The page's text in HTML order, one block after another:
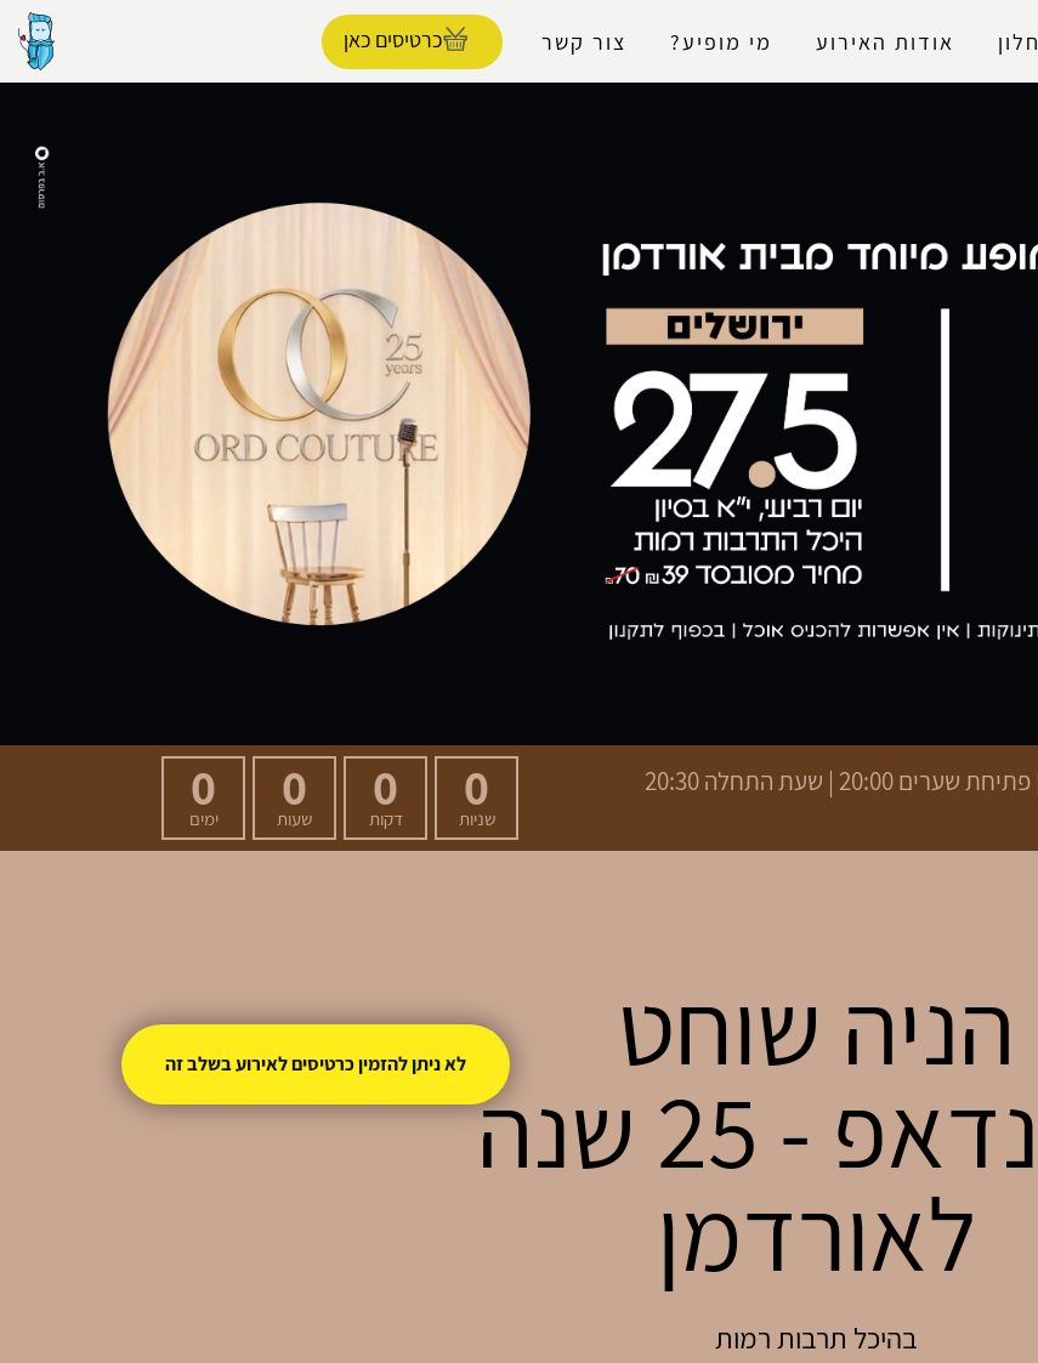
חלון אודות האירוע מי מופיע? צור קשר כרטיסים כאן
התנתק
0
שניות
0
דקות
0
שעות
0
ימים
הניה שוחט
סטנדאפ - 25 שנה
לאורדמן
בהיכל תרבות רמות
לא ניתן להזמין כרטיסים לאירוע בשלב זה